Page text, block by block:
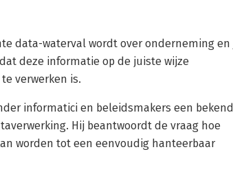
data-waterval wordt over onderneming en
deze informatie op de juiste wijze
verwerken is.
informatici en beleidsmakers een bekend
Hij beantwoordt de vraag hoe
worden tot een eenvoudig hanteerbaar